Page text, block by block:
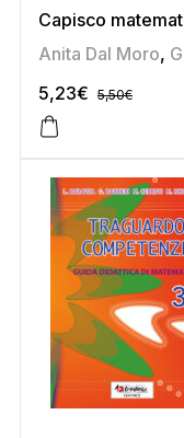
Capisco
Anita Dal Moro,
5,23€ 5,50€